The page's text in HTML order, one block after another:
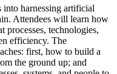
harnessing artificial
Attendees will learn how
processes, technologies,
efficiency. The
first, how to build a
the ground up; and